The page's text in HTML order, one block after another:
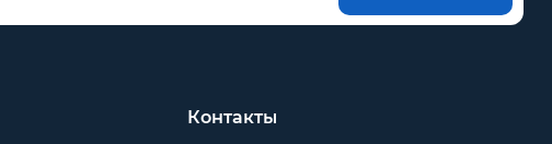
Контакты